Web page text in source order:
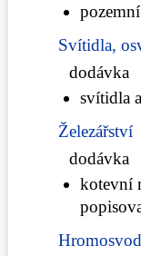
Svítidla,
dodávka
svítidla
Železářství
dodávka
kotevní